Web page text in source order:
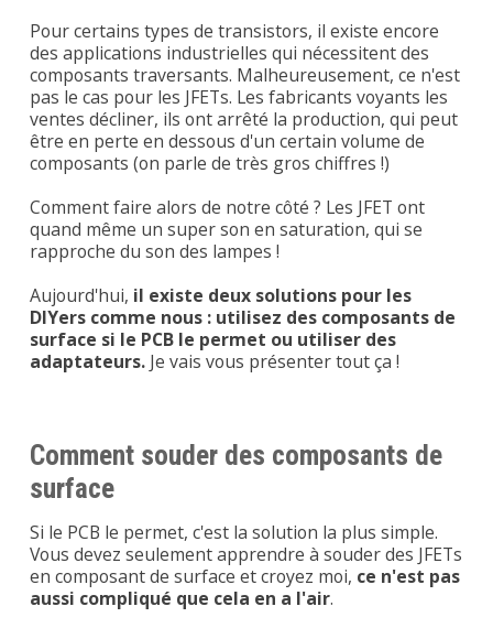
Pour certains types de transistors, il existe encore
des applications industrielles qui nécessitent des
composants traversants. Malheureusement, ce n'est
pas le cas pour les JFETs. Les fabricants voyants les
ventes décliner, ils ont arrêté la production, qui peut
être en perte en dessous d'un certain volume de
composants (on parle de très gros chiffres !)
Comment faire alors de notre côté ? Les JFET ont
quand même un super son en saturation, qui se
rapproche du son des lampes !
Aujourd'hui, il existe deux solutions pour les
DIYers comme nous : utilisez des composants de
surface si le PCB le permet ou utiliser des
adaptateurs. Je vais vous présenter tout ça !
Comment souder des composants de
surface
Si le PCB le permet, c'est la solution la plus simple.
Vous devez seulement apprendre à souder des JFETs
en composant de surface et croyez moi, ce n'est pas
aussi compliqué que cela en a l'air.